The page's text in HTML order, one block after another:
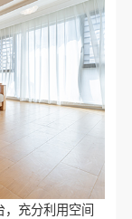
充分利用空间